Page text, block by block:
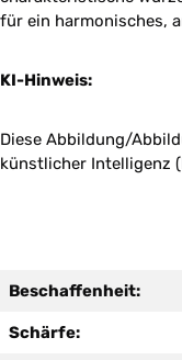
für ein harmonisches,
KI-Hinweis:
Diese Abbildung/
künstlicher Intelligenz
Beschaffenheit:
Schärfe: